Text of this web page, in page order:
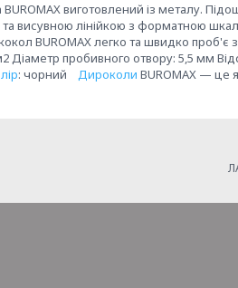
BUROMAX виготовлений із металу.
та висувною лінійкою з форматною
BUROMAX легко та швидко проб'є
Діаметр пробивного отвору: 5,5 мм
: чорний Дироколи BUROMAX — це